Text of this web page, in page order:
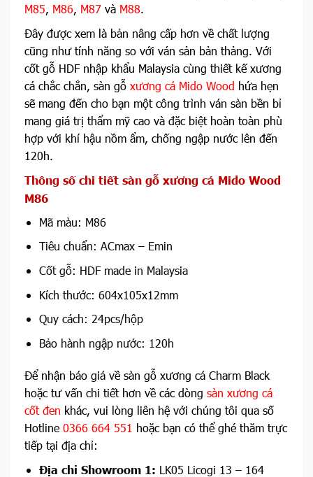
M85, M86, M87 và M88.
Đây được xem là bản nâng cấp hơn về chất lượng
cũng như tính năng so với ván sản bản thảng. Với
cốt gỗ HDF nhập khẩu Malaysia cùng thiết kế xương
cá chắc chắn, sàn gỗ xương cá Mido Wood hứa hẹn
sẽ mang đến cho bạn một công trình ván sàn bền bỉ
mang giá trị thẩm mỹ cao và đặc biệt hoàn toàn phù
hợp với khí hậu nồm ẩm, chống ngập nước lên đến
120h.
Thông số chi tiết sàn gỗ xương cá Mido Wood
M86
Mã màu: M86
Tiêu chuẩn: ACmax – Emin
Cốt gỗ: HDF made in Malaysia
Kích thước: 604x105x12mm
Quy cách: 24pcs/hộp
Bảo hành ngập nước: 120h
Để nhận báo giá về sàn gỗ xương cá Charm Black
hoặc tư vấn chi tiết hơn về các dòng sàn xương cá
cốt đen khác, vui lòng liên hệ với chúng tôi qua số
Hotline 0366 664 551 hoặc bạn có thể ghé thăm trực
tiếp tại địa chỉ:
Địa chỉ Showroom 1: LK05 Licogi 13 – 164